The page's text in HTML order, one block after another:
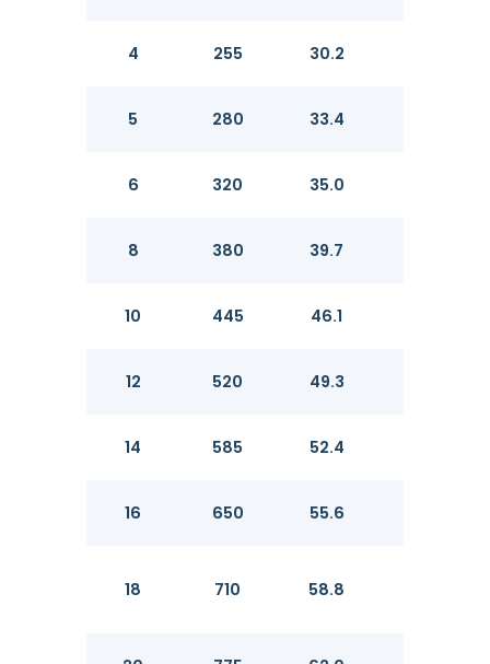
4 255 30.2
5 280 33.4
6 320 35.0
8 380 39.7
10 445 46.1
12 520 49.3
14 585 52.4
16 650 55.6
18 710 58.8